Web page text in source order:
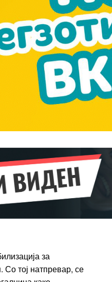
100 / yearplaceholder
Full member access:
Etiam est nibh, lobortis sit
Donec quis est ac felis
Orci varius natoque dolor
за
тој натпревар, се